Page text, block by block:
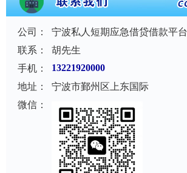
公司：
宁波私人短期应急借贷借款平台
联系：
胡先生
手机：
13221920000
地址：
宁波市鄞州区上东国际
微信：